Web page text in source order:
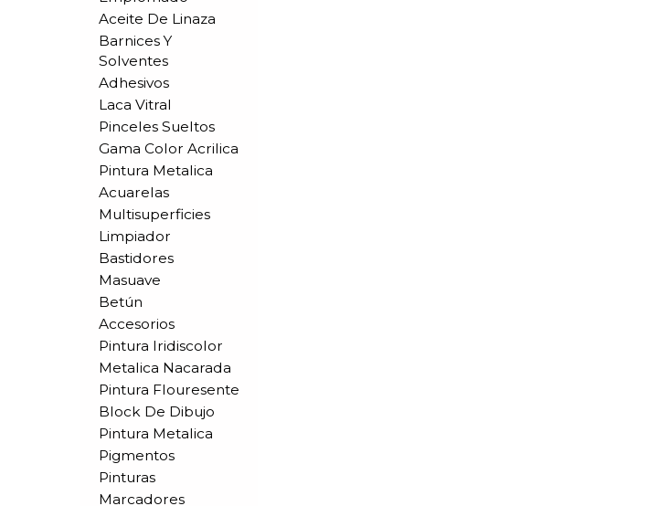
Aceite De Linaza
Barnices Y
Solventes
Adhesivos
Laca Vitral
Pinceles Sueltos
Gama Color Acrilica
Pintura Metalica
Acuarelas
Multisuperficies
Limpiador
Bastidores
Masuave
Betún
Accesorios
Pintura Iridiscolor
Metalica Nacarada
Pintura Flouresente
Block De Dibujo
Pintura Metalica
Pigmentos
Pinturas
Marcadores